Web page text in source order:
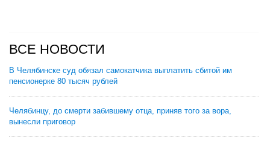
ВСЕ НОВОСТИ
В Челябинске суд обязал самокатчика выплатить сбитой им
пенсионерке 80 тысяч рублей
Челябинцу, до смерти забившему отца, приняв того за вора,
вынесли приговор